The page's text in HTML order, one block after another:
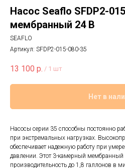
Насос Seaflo SFDP2-
мембранный 24 В
SEAFLO
Артикул: SFDP2-015-080-35
13 100 р. / 1 шт
Нет в
Насосы серии 35 способны постоянно
при экстремальных нагрузках.
обеспечивает надежную работу при
давлении. Этот 3-камерный мембранный
производительность до 1,8 галлонов в